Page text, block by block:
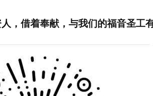
，借着奉献，与我们的福音圣工